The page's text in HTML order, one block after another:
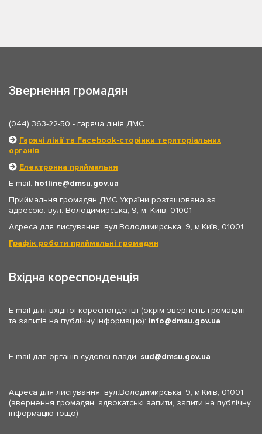
Звернення громадян
(044) 363-22-50 - гаряча лінія ДМС
Гарячі лінії та Facebook-сторінки територіальних
органів
Електронна приймальня
E-mail: hotline
dmsu.gov.ua
Приймальня громадян ДМС України розташована за
адресою: вул. Володимирська, 9, м. Київ, 01001
Адреса для листування: вул.Володимирська, 9, м.Київ, 01001
Графік роботи приймальні громадян
Вхідна кореспонденція
E-mail для вхідної кореспонденції (окрім звернень громадян
та запитів на публічну інформацію): info dmsu.gov.ua
E-mail для органів судової влади: sud dmsu.gov.ua
Адреса для листування: вул.Володимирська, 9, м.Київ, 01001
(звернення громадян, адвокатські запити, запити на публічну
інформацію тощо)